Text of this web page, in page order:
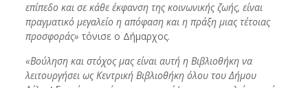
επίπεδο και σε κάθε έκφανση της κοινωνικής ζωής, είναι
πραγματικό μεγαλείο η απόφαση και η πράξη μιας τέτοιας
προσφοράς» τόνισε ο Δήμαρχος.
«Βούληση και στόχος μας είναι αυτή η Βιβλιοθήκη να
λειτουργήσει ως Κεντρική Βιβλιοθήκη όλου του Δήμου